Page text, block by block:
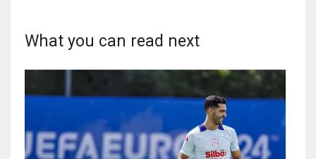
What you can read next